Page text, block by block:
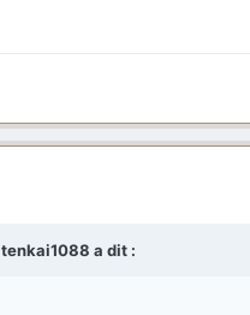
tenkai1088 a dit :